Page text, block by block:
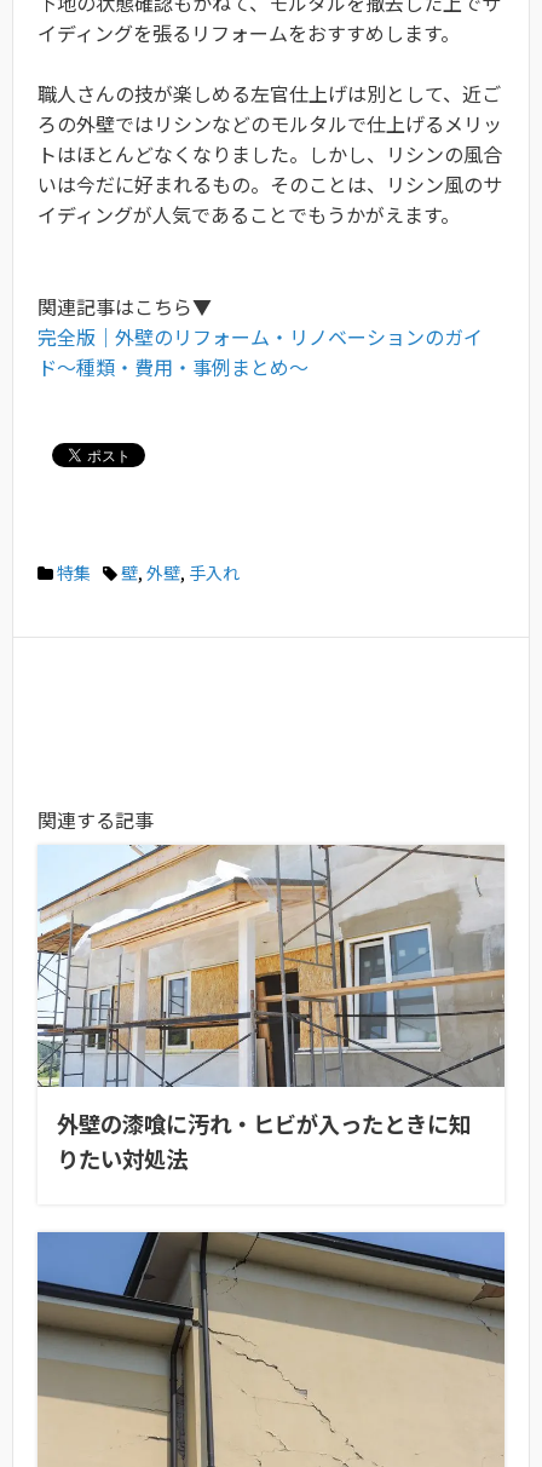
イディングを張るリフォームをおすすめします。
職人さんの技が楽しめる左官仕上げは別として、近ご
ろの外壁ではリシンなどのモルタルで仕上げるメリッ
トはほとんどなくなりました。しかし、リシンの風合
いは今だに好まれるもの。そのことは、リシン風のサ
イディングが人気であることでもうかがえます。
関連記事はこちら▼
完全版｜外壁のリフォーム・リノベーションのガイ
ド〜種類・費用・事例まとめ〜
特集 壁, 外壁, 手入れ
関連する記事
外壁の漆喰に汚れ・ヒビが入ったときに知
りたい対処法